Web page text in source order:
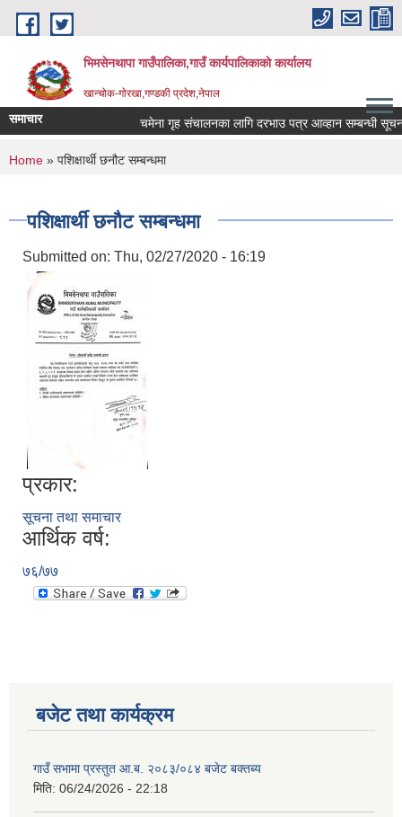
Skip to main content
भिमसेनथापा गाउँपालिका,गाउँ कार्यपालिकाकाे कार्यालय
खान्चोक-गाेरखा,गण्डकी प्रदेश,नेपाल
समाचार चमेना गृह संचालनका लागि दरभाउ पत्र आव्हान सम्बन्धी सूचना।
You are here
Home » पशिक्षार्थी छनौट सम्बन्धमा
पशिक्षार्थी छनौट सम्बन्धमा
Submitted on: Thu, 02/27/2020 - 16:19
प्रकार:
सूचना तथा समाचार
आर्थिक वर्ष:
७६/७७
बजेट तथा कार्यक्रम
गाउँ सभामा प्रस्तुत आ.ब. २०८३/०८४ बजेट बक्तब्य
मिति: 06/24/2026 - 22:18